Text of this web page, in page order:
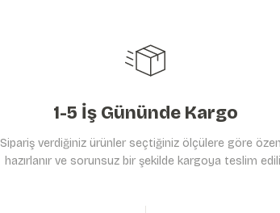
Gönder
1-5 İş Gününde Kargo
Sipariş verdiğiniz ürünler seçtiğiniz ölçülere göre
hazırlanır ve sorunsuz bir şekilde kargoya teslim